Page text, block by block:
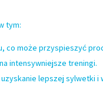
tym:
co może przyspieszyć
intensywniejsze treningi.
lepszej sylwetki i